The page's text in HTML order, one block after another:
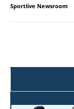
Sportlive Newsroom -